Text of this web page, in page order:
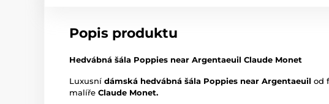
Popis produktu
Hedvábná šála Poppies near Argentaeuil Claude Monet
Luxusní dámská hedvábná šála Poppies near Argentaeuil od
malíře Claude Monet.